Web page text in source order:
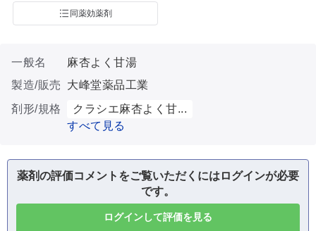
同薬効薬剤
一般名
麻杏よく甘湯
製造/販売
大峰堂薬品工業
剤形/規格
クラシエ麻杏よく甘...
すべて見る
薬剤の評価コメントをご覧いただくにはログインが必要
です。
ログインして評価を見る